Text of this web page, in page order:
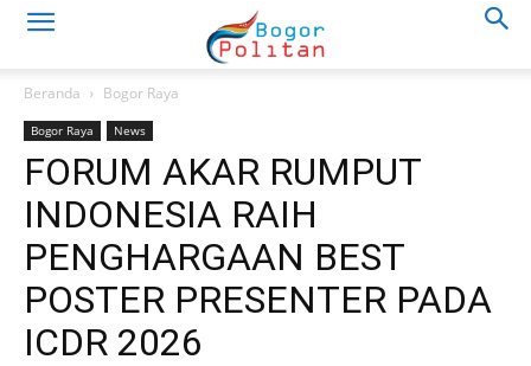
Beranda Bogor Raya
Bogor Raya News
FORUM AKAR RUMPUT
INDONESIA RAIH
PENGHARGAAN BEST
POSTER PRESENTER PADA
ICDR 2026